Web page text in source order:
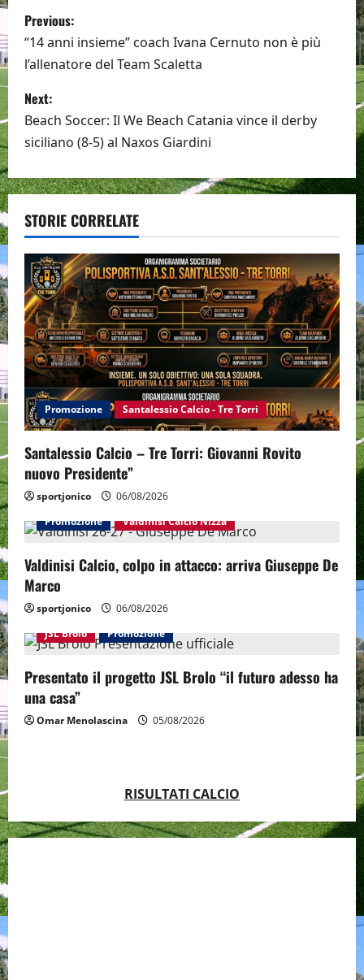
P
o
t
n
a
v
i
g
a
t
i
o
n
Previous:
“14 anni insieme” coach Ivana Cernuto non è più
l’allenatore del Team Scaletta
Next:
Beach Soccer: Il We Beach Catania vince il derby
siciliano (8-5) al Naxos Giardini
STORIE CORRELATE
Promozione Santalessio Calcio - Tre Torri
Santalessio Calcio – Tre Torri: Giovanni Rovito
nuovo Presidente”
sportjonico
06/08/2026
Promozione
Valdinisi Calcio Nizza
Valdinisi Calcio, colpo in attacco: arriva Giuseppe De
Marco
sportjonico
06/08/2026
JSL Brolo
Promozione
Presentato il progetto JSL Brolo “il futuro adesso ha
una casa”
Omar Menolascina 05/08/2026
RISULTATI CALCIO